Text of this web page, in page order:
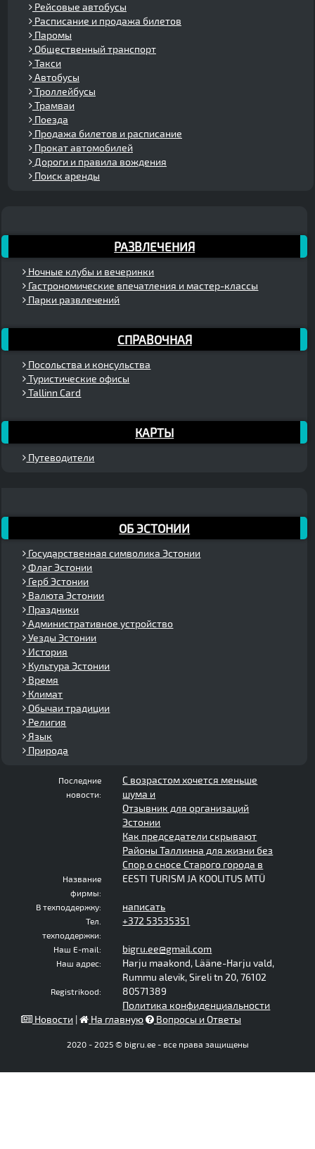
Рейсовые автобусы
Расписание и продажа билетов
Паромы
Общественный транспорт
Такси
Автобусы
Троллейбусы
Трамваи
Поезда
Продажа билетов и расписание
Прокат автомобилей
Дороги и правила вождения
Поиск аренды
РАЗВЛЕЧЕНИЯ
Ночные клубы и вечеринки
Гастрономические впечатления и мастер-классы
Парки развлечений
СПРАВОЧНАЯ
Посольства и консульства
Туристические офисы
Tallinn Card
КАРТЫ
Путеводители
ОБ ЭСТОНИИ
Государственная символика Эстонии
Флаг Эстонии
Герб Эстонии
Валюта Эстонии
Праздники
Административное устройство
Уезды Эстонии
История
Культура Эстонии
Время
Климат
Обычаи традиции
Религия
Язык
Природа
Последние
новости:
С возрастом хочется меньше
шума и
Отзывник для организаций
Эстонии
Как председатели скрывают
Районы Таллинна для жизни без
Спор о сносе Старого города в
Название
фирмы:
EESTI TURISM JA KOOLITUS MTÜ
В техподдержку: написать
Тел.
техподдержки:
+372 53535351
Наш E-mail: bigru.ee@gmail.com
Наш адрес:
Harju maakond, Lääne-Harju vald,
Rummu alevik, Sireli tn 20, 76102
Registrikood:
80571389
Политика конфиденциальности
Новости
На главную Вопросы и Ответы
2020 - 2025 © bigru.ee - все права защищены